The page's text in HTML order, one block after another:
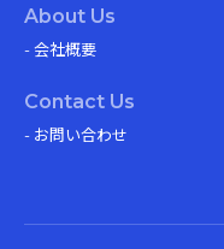
About Us
- 会社概要
Contact Us
- お問い合わせ